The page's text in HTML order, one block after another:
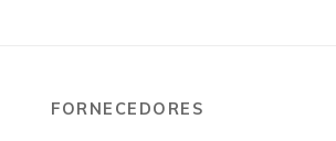
FORNECEDORES